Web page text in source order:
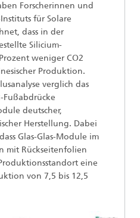
Forscherinnen und
für Solare
dass in der
Silicium-
weniger CO2
Produktion.
verglich das
Fußabdrücke
deutscher,
Herstellung. Dabei
Glas-Glas-Module im
mit Rückseitenfolien
eine
von 7,5 bis 12,5